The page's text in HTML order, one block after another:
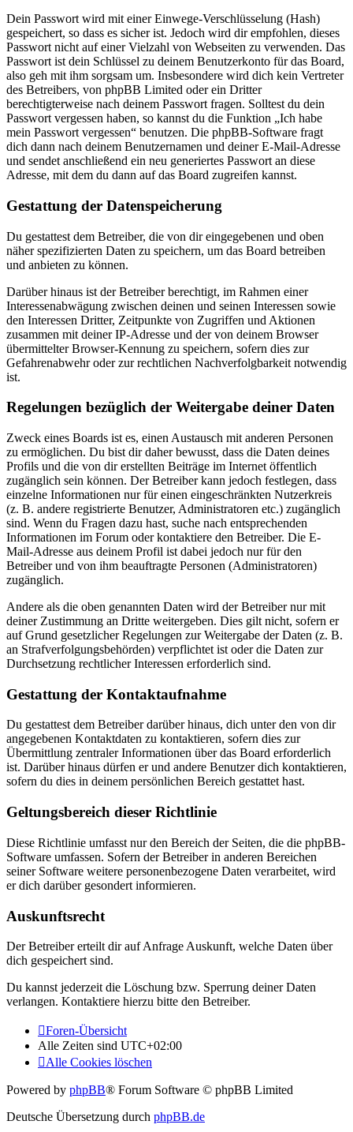
Dein Passwort wird mit einer Einwege-Verschlüsselung (Hash)
gespeichert, so dass es sicher ist. Jedoch wird dir empfohlen, dieses
Passwort nicht auf einer Vielzahl von Webseiten zu verwenden. Das
Passwort ist dein Schlüssel zu deinem Benutzerkonto für das Board,
also geh mit ihm sorgsam um. Insbesondere wird dich kein Vertreter
des Betreibers, von phpBB Limited oder ein Dritter
berechtigterweise nach deinem Passwort fragen. Solltest du dein
Passwort vergessen haben, so kannst du die Funktion „Ich habe
mein Passwort vergessen“ benutzen. Die phpBB-Software fragt
dich dann nach deinem Benutzernamen und deiner E-Mail-Adresse
und sendet anschließend ein neu generiertes Passwort an diese
Adresse, mit dem du dann auf das Board zugreifen kannst.
Gestattung der Datenspeicherung
Du gestattest dem Betreiber, die von dir eingegebenen und oben
näher spezifizierten Daten zu speichern, um das Board betreiben
und anbieten zu können.
Darüber hinaus ist der Betreiber berechtigt, im Rahmen einer
Interessenabwägung zwischen deinen und seinen Interessen sowie
den Interessen Dritter, Zeitpunkte von Zugriffen und Aktionen
zusammen mit deiner IP-Adresse und der von deinem Browser
übermittelter Browser-Kennung zu speichern, sofern dies zur
Gefahrenabwehr oder zur rechtlichen Nachverfolgbarkeit notwendig
ist.
Regelungen bezüglich der Weitergabe deiner Daten
Zweck eines Boards ist es, einen Austausch mit anderen Personen
zu ermöglichen. Du bist dir daher bewusst, dass die Daten deines
Profils und die von dir erstellten Beiträge im Internet öffentlich
zugänglich sein können. Der Betreiber kann jedoch festlegen, dass
einzelne Informationen nur für einen eingeschränkten Nutzerkreis
(z. B. andere registrierte Benutzer, Administratoren etc.) zugänglich
sind. Wenn du Fragen dazu hast, suche nach entsprechenden
Informationen im Forum oder kontaktiere den Betreiber. Die E-
Mail-Adresse aus deinem Profil ist dabei jedoch nur für den
Betreiber und von ihm beauftragte Personen (Administratoren)
zugänglich.
Andere als die oben genannten Daten wird der Betreiber nur mit
deiner Zustimmung an Dritte weitergeben. Dies gilt nicht, sofern er
auf Grund gesetzlicher Regelungen zur Weitergabe der Daten (z. B.
an Strafverfolgungsbehörden) verpflichtet ist oder die Daten zur
Durchsetzung rechtlicher Interessen erforderlich sind.
Gestattung der Kontaktaufnahme
Du gestattest dem Betreiber darüber hinaus, dich unter den von dir
angegebenen Kontaktdaten zu kontaktieren, sofern dies zur
Übermittlung zentraler Informationen über das Board erforderlich
ist. Darüber hinaus dürfen er und andere Benutzer dich kontaktieren,
sofern du dies in deinem persönlichen Bereich gestattet hast.
Geltungsbereich dieser Richtlinie
Diese Richtlinie umfasst nur den Bereich der Seiten, die die phpBB-
Software umfassen. Sofern der Betreiber in anderen Bereichen
seiner Software weitere personenbezogene Daten verarbeitet, wird
er dich darüber gesondert informieren.
Auskunftsrecht
Der Betreiber erteilt dir auf Anfrage Auskunft, welche Daten über
dich gespeichert sind.
Du kannst jederzeit die Löschung bzw. Sperrung deiner Daten
verlangen. Kontaktiere hierzu bitte den Betreiber.
Foren-Übersicht
Alle Zeiten sind UTC+02:00
Alle Cookies löschen
Powered by phpBB® Forum Software © phpBB Limited
Deutsche Übersetzung durch phpBB.de